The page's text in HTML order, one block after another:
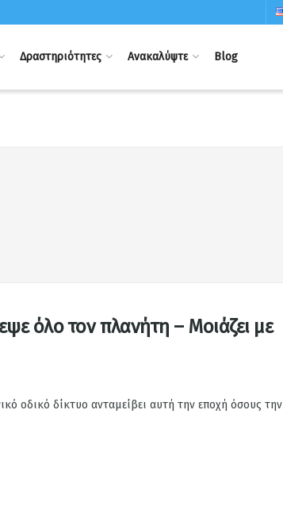
Δραστηριότητες Ανακαλύψτε Blog
όλο τον πλανήτη – Μοιάζει με
οδικό δίκτυο ανταμείβει αυτή την εποχή όσους την